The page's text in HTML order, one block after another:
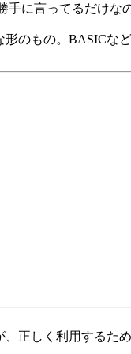
に言ってるだけな
のもの。BASICな
正しく利用するた